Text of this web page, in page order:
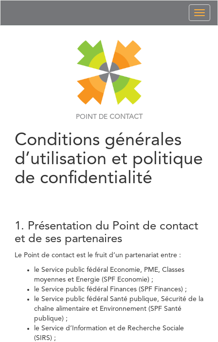
POINT DE CONTACT
Conditions générales
d’utilisation et politique
de confidentialité
1. Présentation du Point de contact
et de ses partenaires
Le Point de contact est le fruit d’un partenariat entre :
le Service public fédéral Economie, PME, Classes
moyennes et Energie (SPF Economie) ;
le Service public fédéral Finances (SPF Finances) ;
le Service public fédéral Santé publique, Sécurité de la
chaîne alimentaire et Environnement (SPF Santé
publique) ;
le Service d’Information et de Recherche Sociale
(SIRS) ;